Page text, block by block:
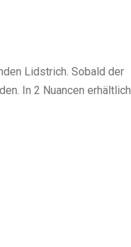
Lidstrich. Sobald der
In 2 Nuancen erhältlich.